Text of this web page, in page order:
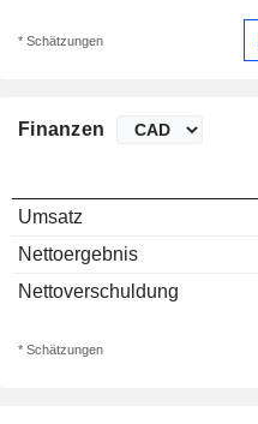
* Schätzungen
Finanzen
Umsatz
Nettoergebnis
Nettoverschuldung
* Schätzungen